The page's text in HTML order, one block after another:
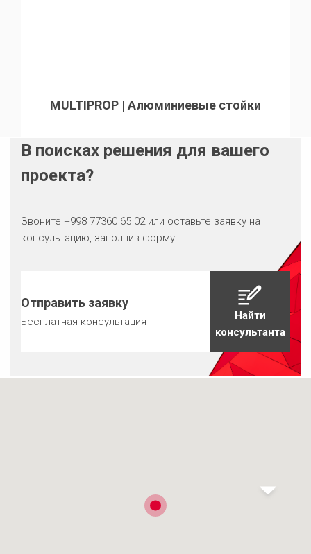
MULTIPROP | Алюминиевые стойки
В поисках решения для вашего
проекта?
Звоните +998 77360 65 02 или оставьте заявку на
консультацию, заполнив форму.
Отправить заявку
Бесплатная консультация
Найти
консультанта